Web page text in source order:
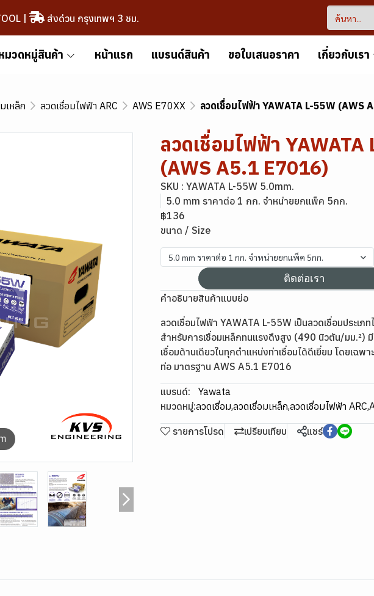
| ส่งด่วน กรุงเทพฯ 3 ชม.
มวดหมู่สินค้า หน้าแรก แบรนด์สินค้า ขอใบเสนอราคา เกี่ยวกับเรา
เหล็ก ลวดเชื่อมไฟฟ้า ARC AWS E70XX ลวดเชื่อมไฟฟ้า YAWATA L-55W (AWS
ลวดเชื่อมไฟฟ้า YAWATA
(AWS A5.1 E7016)
SKU : YAWATA L-55W 5.0mm.
5.0 mm ราคาต่อ 1 กก. จำหน่ายยกแพ็ค 5กก.
฿136
ขนาด / Size
5.0 mm ราคาต่อ 1 กก. จำหน่ายยกแพ็ค 5กก.
ติดต่อเรา
คำอธิบายสินค้าแบบย่อ
ลวดเชื่อมไฟฟ้า YAWATA L-55W เป็นลวดเชื่อมประเภ
สำหรับการเชื่อมเหล็กทนแรงดึงสูง (490 นิวตัน/มม.²)
เชื่อมด้านเดียวในทุกตำแหน่งท่าเชื่อมได้ดีเยี่ยม โดยเฉพ
ท่อ มาตรฐาน AWS A5.1 E7016
แบรนด์:
Yawata
หมวดหมู่:ลวดเชื่อม,ลวดเชื่อมเหล็ก,ลวดเชื่อมไฟฟ้า ARC,
รายการโปรด เปรียบเทียบ แชร์